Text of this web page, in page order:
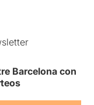
Barcelona con